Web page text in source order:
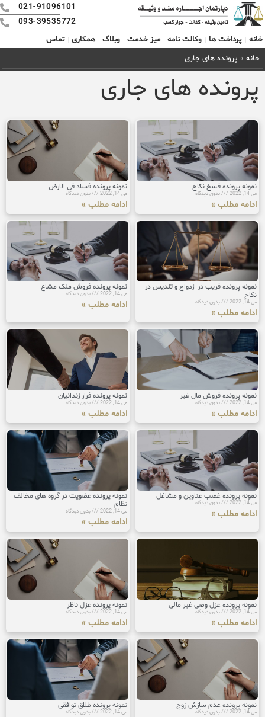
021-91096101
093-39535772
خانه
پرداخت ها وکالت نامه میز خدمت وبلاگ همکاری
تماس
خانه » پرونده های جاری
پرونده های جاری
نمونه پرونده فسخ نکاح
می 14, 2022 بدون دیدگاه
ادامه مطلب »
نمونه پرونده فساد فی الارض
می 14, 2022 بدون دیدگاه
ادامه مطلب »
نمونه پرونده فریب در ازدواج و تلدیس در
نکاح
می 14, 2022 بدون دیدگاه
ادامه مطلب »
نمونه پرونده فروش ملک مشاع
می 14, 2022 بدون دیدگاه
ادامه مطلب »
نمونه پرونده فروش مال غیر
می 14, 2022 بدون دیدگاه
ادامه مطلب »
نمونه پرونده فرار زندانیان
می 14, 2022 بدون دیدگاه
ادامه مطلب »
نمونه پرونده غصب عناوین و مشاغل
می 14, 2022 بدون دیدگاه
ادامه مطلب »
نمونه پرونده عضویت در گروه های مخالف
نظام
می 14, 2022 بدون دیدگاه
ادامه مطلب »
نمونه پرونده عزل وصی غیر مالی
می 14, 2022 بدون دیدگاه
ادامه مطلب »
نمونه پرونده عزل ناظر
می 14, 2022 بدون دیدگاه
ادامه مطلب »
نمونه پرونده عدم سازش زوج
می 14, 2022 بدون دیدگاه
نمونه پرونده طلاق توافقی
می 14, 2022 بدون دیدگاه